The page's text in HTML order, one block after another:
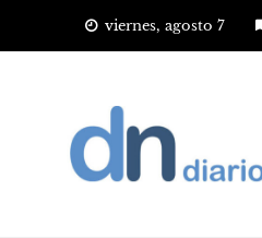
viernes, agosto 7